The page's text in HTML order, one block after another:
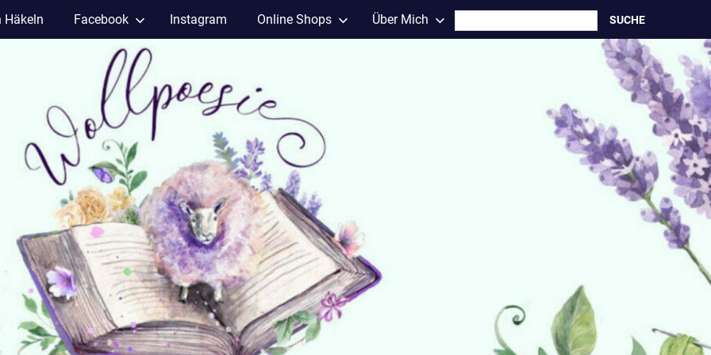
Häkeln Facebook Instagram Online Shops Über Mich Search